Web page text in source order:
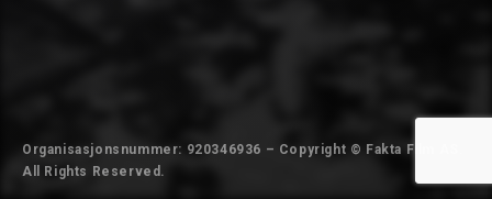
Organisasjonsnummer: 920346936 – Copyright © Fakta Film AS.
All Rights Reserved.